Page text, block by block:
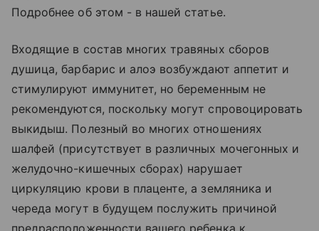
Подробнее об этом - в нашей статье.
Входящие в состав многих травяных сборов
душица, барбарис и алоэ возбуждают аппетит и
стимулируют иммунитет, но беременным не
рекомендуются, поскольку могут спровоцировать
выкидыш. Полезный во многих отношениях
шалфей (присутствует в различных мочегонных и
желудочно-кишечных сборах) нарушает
циркуляцию крови в плаценте, а земляника и
череда могут в будущем послужить причиной
предрасположенности вашего ребенка к